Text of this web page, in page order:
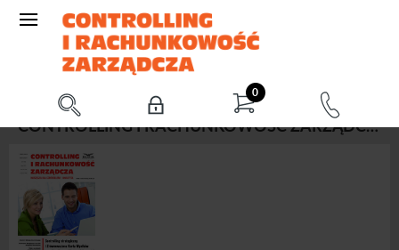
0
CONTROLLING I RACHUNKOWOŚĆ ZARZĄDCZA 7/2012 (LIPIEC)